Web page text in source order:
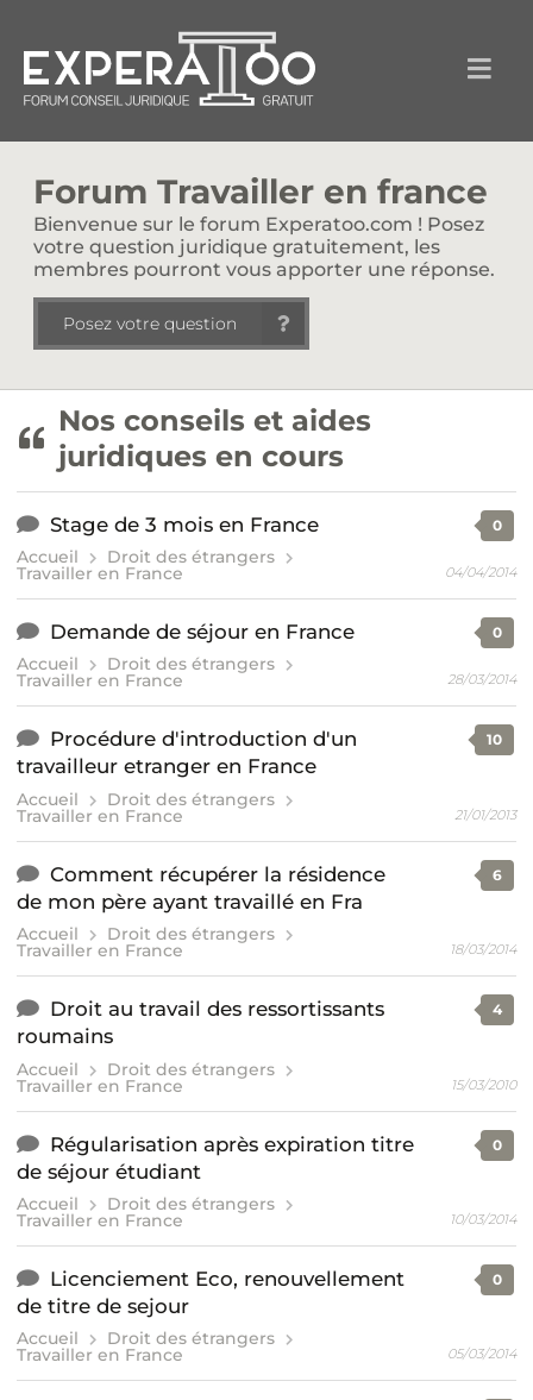
Forum Travailler en france
Bienvenue sur le forum Experatoo.com ! Posez
votre question juridique gratuitement, les
membres pourront vous apporter une réponse.
Posez votre question
Nos conseils et aides
juridiques en cours
Stage de 3 mois en France
Accueil Droit des étrangers
Travailler en France
0
04/04/2014
Demande de séjour en France
Accueil Droit des étrangers
Travailler en France
0
28/03/2014
Procédure d'introduction d'un
travailleur etranger en France
Accueil Droit des étrangers
Travailler en France
10
21/01/2013
Comment récupérer la résidence
de mon père ayant travaillé en Fra
Accueil Droit des étrangers
Travailler en France
6
18/03/2014
Droit au travail des ressortissants
roumains
Accueil Droit des étrangers
Travailler en France
4
15/03/2010
Régularisation après expiration titre
de séjour étudiant
Accueil Droit des étrangers
Travailler en France
0
10/03/2014
Licenciement Eco, renouvellement
de titre de sejour
Accueil Droit des étrangers
Travailler en France
0
05/03/2014